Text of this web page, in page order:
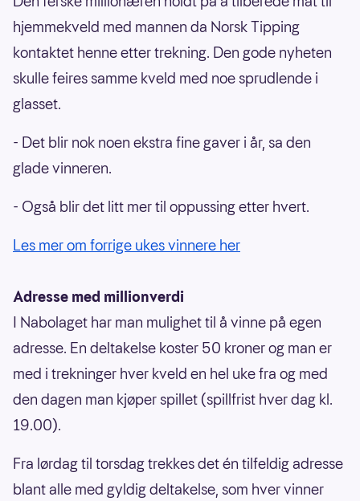
hjemmekveld med mannen da Norsk Tipping
kontaktet henne etter trekning. Den gode nyheten
skulle feires samme kveld med noe sprudlende i
glasset.
- Det blir nok noen ekstra fine gaver i år, sa den
glade vinneren.
- Også blir det litt mer til oppussing etter hvert.
Les mer om forrige ukes vinnere her
Adresse med millionverdi
I Nabolaget har man mulighet til å vinne på egen
adresse. En deltakelse koster 50 kroner og man er
med i trekninger hver kveld en hel uke fra og med
den dagen man kjøper spillet (spillfrist hver dag kl.
19.00).
Fra lørdag til torsdag trekkes det én tilfeldig adresse
blant alle med gyldig deltakelse, som hver vinner